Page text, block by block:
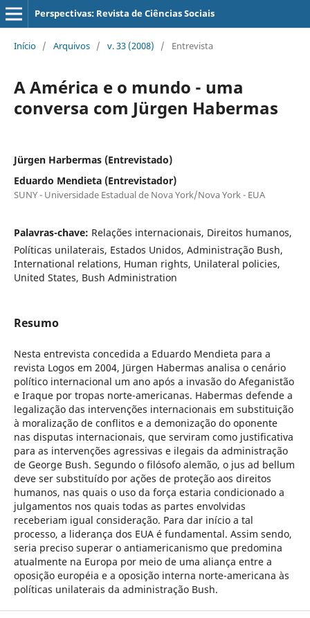
Perspectivas: Revista de Ciências Sociais
Início / Arquivos / v. 33 (2008) / Entrevista
A América e o mundo - uma
conversa com Jürgen Habermas
Jürgen Harbermas (Entrevistado)
Eduardo Mendieta (Entrevistador)
SUNY - Universidade Estadual de Nova York/Nova York - EUA
Palavras-chave: Relações internacionais, Direitos humanos,
Políticas unilaterais, Estados Unidos, Administração Bush,
International relations, Human rights, Unilateral policies,
United States, Bush Administration
Resumo
Nesta entrevista concedida a Eduardo Mendieta para a
revista Logos em 2004, Jürgen Habermas analisa o cenário
político internacional um ano após a invasão do Afeganistão
e Iraque por tropas norte-americanas. Habermas defende a
legalização das intervenções internacionais em substituição
à moralização de conflitos e a demonização do oponente
nas disputas internacionais, que serviram como justificativa
para as intervenções agressivas e ilegais da administração
de George Bush. Segundo o filósofo alemão, o jus ad bellum
deve ser substituído por ações de proteção aos direitos
humanos, nas quais o uso da força estaria condicionado a
julgamentos nos quais todas as partes envolvidas
receberiam igual consideração. Para dar início a tal
processo, a liderança dos EUA é fundamental. Assim sendo,
seria preciso superar o antiamericanismo que predomina
atualmente na Europa por meio de uma aliança entre a
oposição européia e a oposição interna norte-americana às
políticas unilaterais da administração Bush.